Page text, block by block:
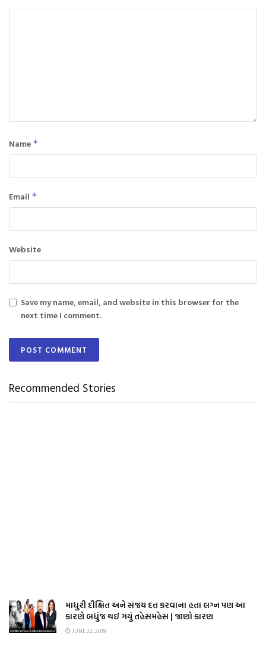
Name *
Email *
Website
Save my name, email, and website in this browser for the
next time I comment.
Recommended Stories
માધુરી દીક્ષિત અને સંજય દત્ત કરવાના હતા લગ્ન પણ આ
કારણે બધુંજ થઈ ગયું તહેસમહેસ | જાણો કારણ
JUNE 22, 2019